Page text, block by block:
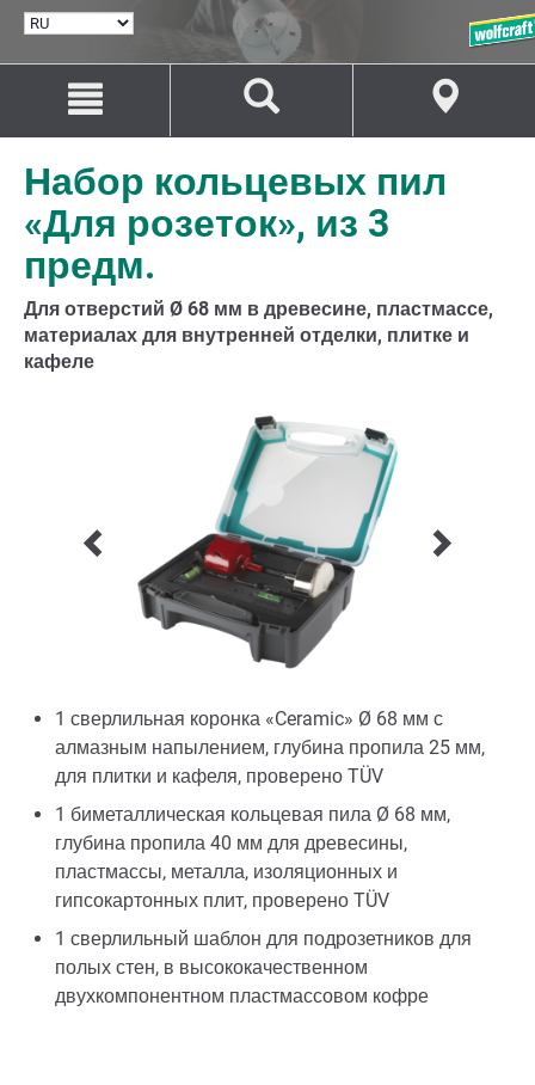
ВЫБРАТЬ
Перейти
содержанию
Перейти
навигации
Набор кольцевых пил
«Для розеток», из 3
предм.
Для отверстий Ø 68 мм в древесине, пластмассе,
материалах для внутренней отделки, плитке и
кафеле
1 сверлильная коронка «Ceramic» Ø 68 мм с
алмазным напылением, глубина пропила 25 мм,
для плитки и кафеля, проверено TÜV
1 биметаллическая кольцевая пила Ø 68 мм,
глубина пропила 40 мм для древесины,
пластмассы, металла, изоляционных и
гипсокартонных плит, проверено TÜV
1 сверлильный шаблон для подрозетников для
полых стен, в высококачественном
двухкомпонентном пластмассовом кофре